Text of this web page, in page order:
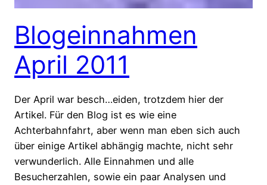
Blogeinnahmen
April 2011
Der April war besch…eiden, trotzdem hier der
Artikel. Für den Blog ist es wie eine
Achterbahnfahrt, aber wenn man eben sich auch
über einige Artikel abhängig machte, nicht sehr
verwunderlich. Alle Einnahmen und alle
Besucherzahlen, sowie ein paar Analysen und